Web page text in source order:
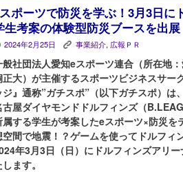
ポーツで防災を学ぶ！3月3日に
生考案の体験型防災ブースを出展
2024年2月25日 K 事業紹介, 広報ＰＲ
般社団法人愛知eスポーツ連合（所在地
正大）が主催するスポーツビジネスサー
ジ』通称”ガチスポ”（以下ガチスポ）は、
古屋ダイヤモンドドルフィンズ（
属する学生が考案したeスポーツ×防災を
空間で地震！？ゲームを使ってドルフィ
年3月3日（日）にドルフィンズアリ
ます。